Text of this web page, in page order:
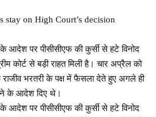
stay on High Court’s decision
के आदेश पर पीसीसीएफ की कुर्सी से हटे विनोद
कोर्ट से बड़ी राहत मिली है। चार अप्रैल को
राजीव भरतरी के पक्ष में फैसला देते हुए अगले ही
के आदेश दिए थे।
के आदेश पर पीसीसीएफ की कुर्सी से हटे विनोद